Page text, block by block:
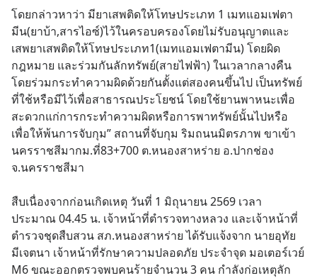
โดยกล่าวหาว่า มียาเสพติดให้โทษประเภท 1 เมทแอมเฟตา
มีน(ยาบ้า,สารไอซ์)ไว้ในครอบครองโดยไม่รับอนุญาตและ
เสพยาเสพติดให้โทษประเภท1(เมทแอมเฟตามีน) โดยผิด
กฎหมาย และร่วมกันลักทรัพย์(สายไฟฟ้า) ในเวลากลางคืน
โดยร่วมกระทำความผิดด้วยกันตั้งแต่สองคนขึ้นไป เป็นทรัพย์
ที่ใช้หรือมีไว้เพื่อสาธารณประโยชน์ โดยใช้ยานพาหนะเพื่อ
สะดวกแก่การกระทำความผิดหรือการพาทรัพย์นั้นไปหรือ
เพื่อให้พ้นการจับกุม” สถานที่จับกุม ริมถนนมิตรภาพ ขาเข้า
นครราชสีมากม.ที่83+700 ต.หนองสาหร่าย อ.ปากช่อง
จ.นครราชสีมา
สืบเนื่องจากก่อนเกิดเหตุ วันที่ 1 มิถุนายน 2569 เวลา
ประมาณ 04.45 น. เจ้าหน้าที่ตำรวจทางหลวง และเจ้าหน้าที่
ตำรวจชุดสืบสวน สภ.หนองสาหร่าย ได้รับแจ้งจาก นายอุทัย
มีเจตนา เจ้าหน้าที่รักษาความปลอดภัย ประจำจุด มอเตอร์เวย์
M6 ขณะออกตรวจพบคนร้ายจำนวน 3 คน กำลังก่อเหตุลัก